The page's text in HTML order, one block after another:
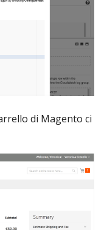
di Magento ci